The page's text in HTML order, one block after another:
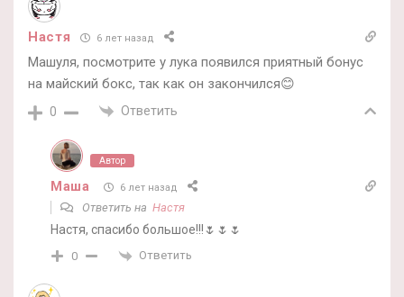
Настя 6 лет назад
Машуля, посмотрите у лука появился приятный бонус
на майский бокс, так как он закончился😊
0 Ответить
Автор
Маша 6 лет назад
Ответить на Настя
Настя, спасибо большое!!!🌷🌷🌷
0 Ответить